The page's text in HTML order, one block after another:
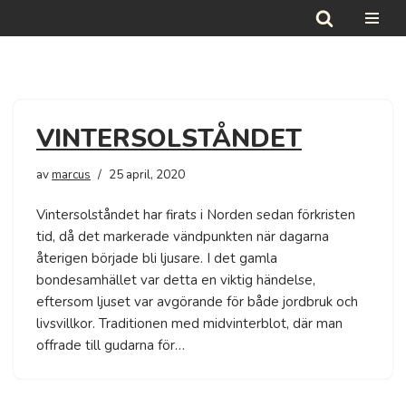
VINTERSOLSTÅNDET
avmarcus 25 april, 2020
Vintersolståndet har firats i Norden sedan förkristen
tid, då det markerade vändpunkten när dagarna
återigen började bli ljusare. I det gamla
bondesamhället var detta en viktig händelse,
eftersom ljuset var avgörande för både jordbruk och
livsvillkor. Traditionen med midvinterblot, där man
offrade till gudarna för…